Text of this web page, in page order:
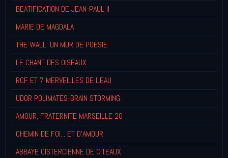
BEATIFICATION DE JEAN-PAUL II
MARIE DE MAGDALA
THE WALL: UN MUR DE POESIE
LE CHANT DES OISEAUX
RCF ET 7 MERVEILLES DE L'EAU
UDOR POLIMATES-BRAIN STORMING
AMOUR, FRATERNITE MARSEILLE 20
CHEMIN DE FOI... ET D'AMOUR
ABBAYE CISTERCIENNE DE CITEAUX